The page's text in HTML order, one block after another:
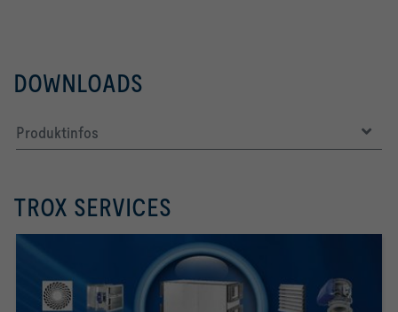
DOWNLOADS
Produktinfos
TROX SERVICES